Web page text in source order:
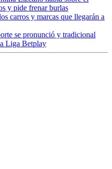
y pide frenar burlas
carros y marcas que llegarán a
se pronunció y tradicional
Liga Betplay